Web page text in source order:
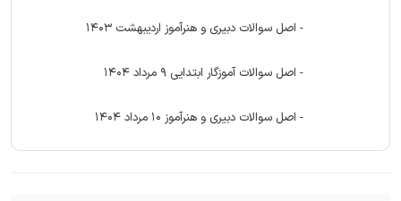
- اصل سوالات دبیری و هنرآموز اردیبهشت 1403
- اصل سوالات آموزگار ابتدایی 9 مرداد 1404
- اصل سوالات دبیری و هنرآموز 10 مرداد 1404